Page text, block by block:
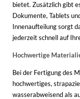
bietet. Zusätzlich gibt
Dokumente, Tablets
Innenaufteilung sorgt
jederzeit schnell auf
Hochwertige
Bei der Fertigung des
hochwertiges,
wasserabweisend als